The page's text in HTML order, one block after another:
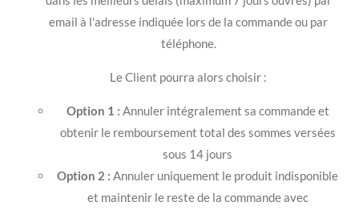
email à l'adresse indiquée lors de la commande ou par
téléphone.
Le Client pourra alors choisir :
Option 1 : Annuler intégralement sa commande et
obtenir le remboursement total des sommes versées
sous 14 jours
Option 2 : Annuler uniquement le produit indisponible
et maintenir le reste de la commande avec